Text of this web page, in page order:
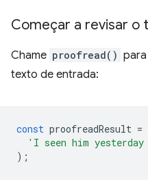
Começar a revisar o
Chame proofread()
texto de entrada:
const proofreadResult =
'I seen him
);